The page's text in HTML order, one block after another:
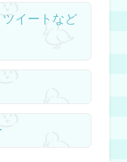
イートなど